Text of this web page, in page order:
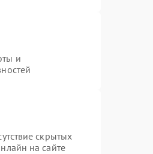
и
скрытых
на сайте